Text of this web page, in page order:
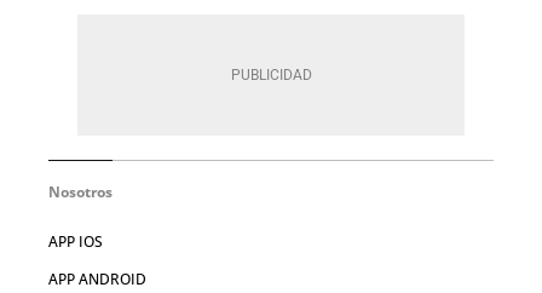
Nosotros
APP IOS
APP ANDROID